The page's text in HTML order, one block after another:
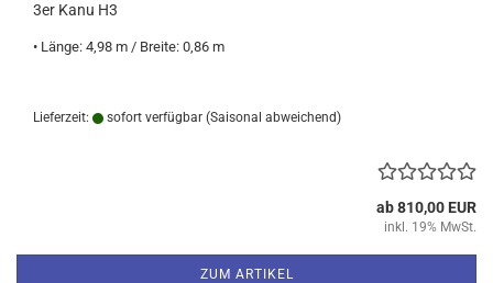
3er Kanu H3
• Länge: 4,98 m / Breite: 0,86 m
Lieferzeit: sofort verfügbar (Saisonal abweichend)
ab 810,00 EUR
inkl. 19% MwSt.
ZUM ARTIKEL